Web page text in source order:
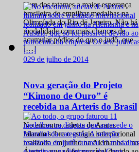
Vem dos tatames a maior esperança
brasileira de empilhar medalhas na
Olimpíada do Rio de Janeiro. Não há
modalidade com mais chances de
acumular pódios do que o judô, que
[…]
029 de julho de 2014
Nova geração do Projeto
“Kimono de Ouro” é
recebida na Arteris do Brasil
No encontro, atletas de Araras
falaram sobre o estágio internacional
realizado em junho na Alemanha e na